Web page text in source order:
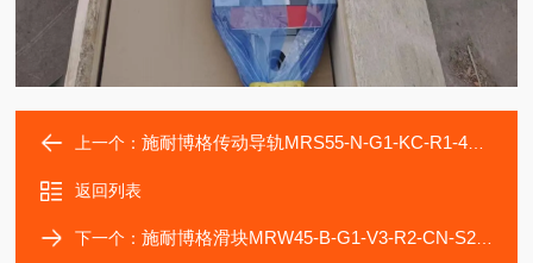
上一个：施耐博格传动导轨MRS55-N-G1-KC-R1-4850-25-25-CN
返回列表
下一个：施耐博格滑块MRW45-B-G1-V3-R2-CN-S20-LN机床传动